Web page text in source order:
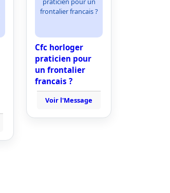
frontalier francais ?
Cfc horloger
praticien pour
un frontalier
francais ?
Voir l'Message